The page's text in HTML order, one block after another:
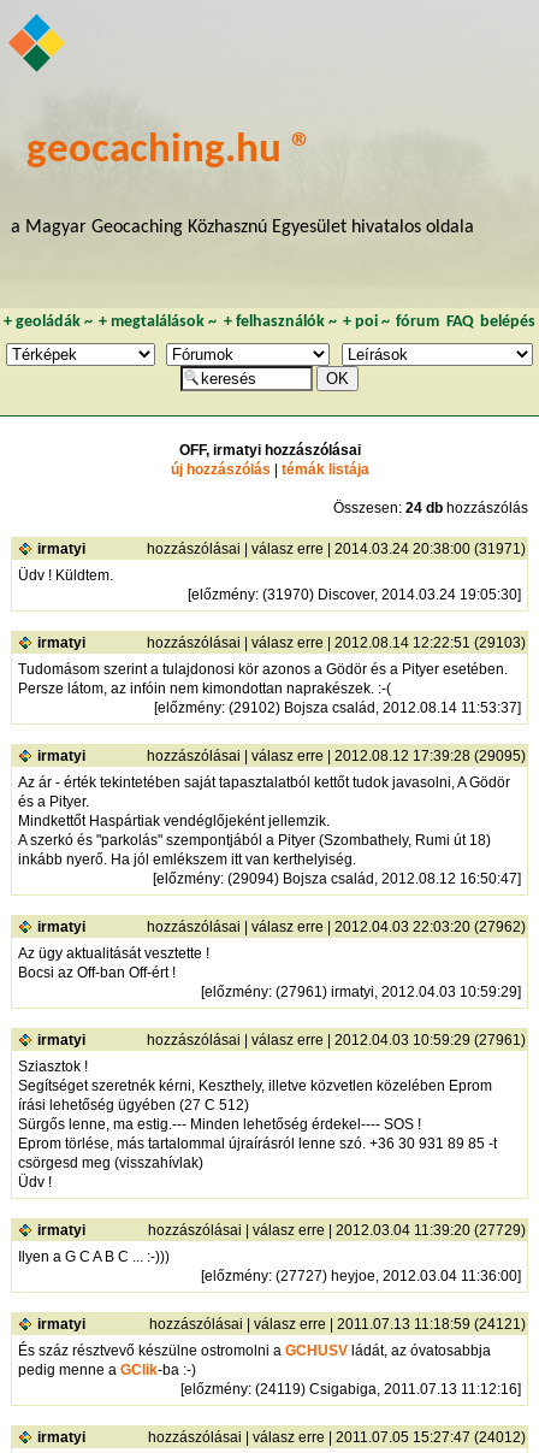
geocaching.hu ®
a Magyar Geocaching Közhasznú Egyesület hivatalos oldala
+ geoládák~ +megtalálások ~ + felhasználók~ + poi~ fórum FAQ belépés
OFF, irmatyi hozzászólásai
új hozzászólás | témák listája
Összesen:24 db hozzászólás
irmatyi hozzászólásai |válasz erre | 2014.03.24 20:38:00 (31971)
Üdv ! Küldtem.
[előzmény: (31970) Discover, 2014.03.24 19:05:30]
irmatyi hozzászólásai |válasz erre | 2012.08.14 12:22:51 (29103)
Tudomásom szerint a tulajdonosi kör azonos a Gödör és a Pityer esetében.
Persze látom, az infóin nem kimondottan naprakészek. :-(
[előzmény: (29102) Bojsza család, 2012.08.14 11:53:37]
irmatyi hozzászólásai |válasz erre | 2012.08.12 17:39:28 (29095)
Az ár - érték tekintetében saját tapasztalatból kettőt tudok javasolni, A Gödör
és a Pityer.
Mindkettőt Haspártiak vendéglőjeként jellemzik.
A szerkó és "parkolás" szempontjából a Pityer (Szombathely, Rumi út 18)
inkább nyerő. Ha jól emlékszem itt van kerthelyiség.
[előzmény: (29094) Bojsza család, 2012.08.12 16:50:47]
irmatyi hozzászólásai |válasz erre | 2012.04.03 22:03:20 (27962)
Az ügy aktualitását vesztette !
Bocsi az Off-ban Off-ért !
[előzmény: (27961) irmatyi, 2012.04.03 10:59:29]
irmatyi hozzászólásai |válasz erre | 2012.04.03 10:59:29 (27961)
Sziasztok !
Segítséget szeretnék kérni, Keszthely, illetve közvetlen közelében Eprom
írási lehetőség ügyében (27 C 512)
Sürgős lenne, ma estig.--- Minden lehetőség érdekel---- SOS !
Eprom törlése, más tartalommal újraírásról lenne szó. +36 30 931 89 85 -t
csörgesd meg (visszahívlak)
Üdv !
irmatyi hozzászólásai |válasz erre | 2012.03.04 11:39:20 (27729)
Ilyen a G C A B C ... :-)))
[előzmény: (27727) heyjoe, 2012.03.04 11:36:00]
irmatyi hozzászólásai |válasz erre | 2011.07.13 11:18:59 (24121)
És száz résztvevő készülne ostromolni aGCHUSV ládát, az óvatosabbja
pedig menne aGClik-ba :-)
[előzmény: (24119) Csigabiga, 2011.07.13 11:12:16]
irmatyi hozzászólásai |válasz erre | 2011.07.05 15:27:47 (24012)